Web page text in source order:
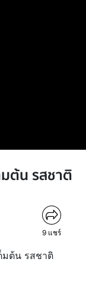
ต้น รสชาติ
9 แชร์
มต้น รสชาติ